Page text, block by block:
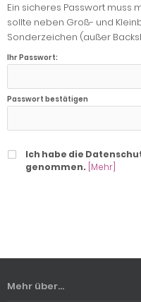
Ein sicheres Passwort muss
sollte neben Groß- und
Sonderzeichen (außer
Ihr Passwort:
Passwort bestätigen
Ich habe die
genommen. [Mehr]
Mehr über...